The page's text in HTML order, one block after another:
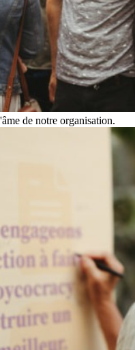
de notre organisation.